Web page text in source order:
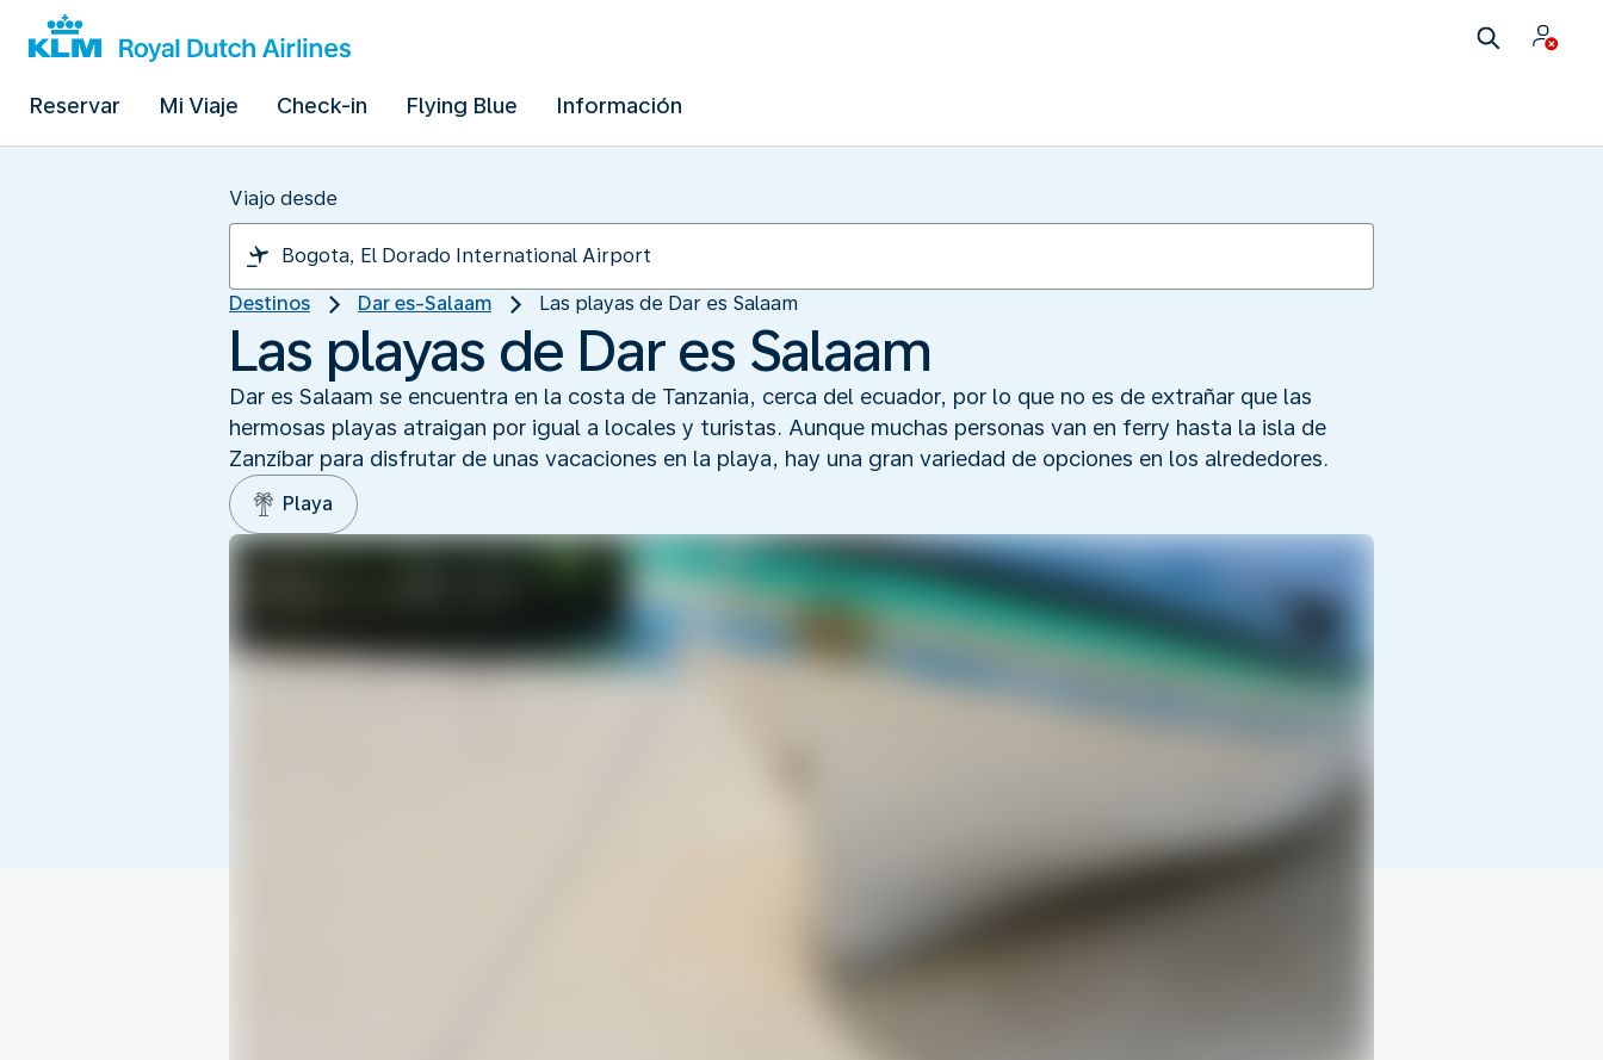
Reservar Mi Viaje Check-in Flying Blue Información
Viajo desde
Destinos Dar es-Salaam Las playas de Dar es Salaam
Las playas de Dar es Salaam
Dar es Salaam se encuentra en la costa de Tanzania, cerca del ecuador, por lo que no es de extrañar que las
hermosas playas atraigan por igual a locales y turistas. Aunque muchas personas van en ferry hasta la isla de
Zanzíbar para disfrutar de unas vacaciones en la playa, hay una gran variedad de opciones en los alrededores.
Playa